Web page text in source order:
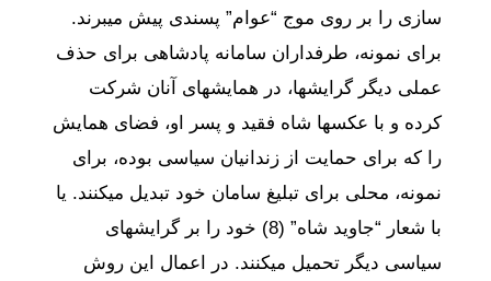
سازی را بر روی موج “عوام” پسندی پیش میبرند.
برای نمونه، طرفداران سامانه پادشاهی برای حذف
عملی دیگر گرایشها، در همایشهای آنان شرکت
کرده و با عکسها شاه فقید و پسر او، فضای همایش
را که برای حمایت از زندانیان سیاسی بوده، برای
نمونه، محلی برای تبلیغ سامان خود تبدیل میکنند. یا
با شعار “جاوید شاه” (8) خود را بر گرایشهای
سیاسی دیگر تحمیل میکنند. در اعمال این روش